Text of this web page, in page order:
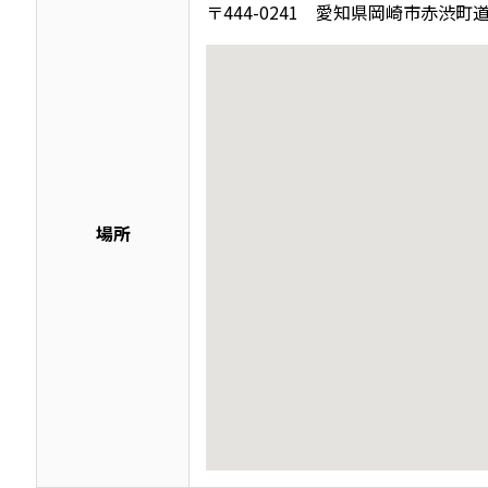
場所
〒444-0241 愛知県岡崎市赤渋町